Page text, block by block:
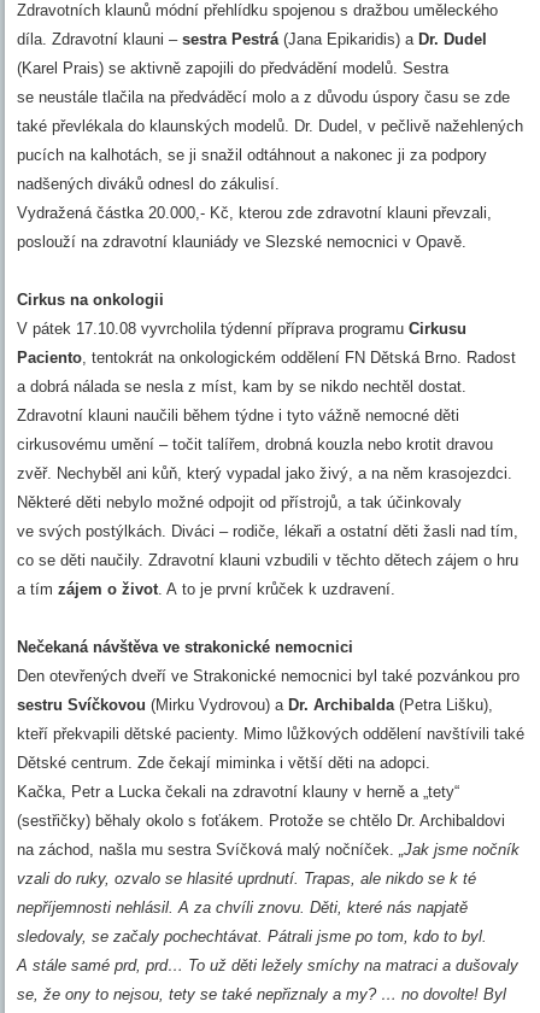
Zdravotních klaunů módní přehlídku spojenou s dražbou uměleckého
díla. Zdravotní klauni –sestra Pestrá(Jana Epikaridis) a Dr. Dudel
(Karel Prais) se aktivně zapojili do předvádění modelů. Sestra
se neustále tlačila na předváděcí molo a z důvodu úspory času se zde
také převlékala do klaunských modelů. Dr. Dudel, v pečlivě nažehlených
pucích na kalhotách, se ji snažil odtáhnout a nakonec ji za podpory
nadšených diváků odnesl do zákulisí.
Vydražená částka 20.000,- Kč, kterou zde zdravotní klauni převzali,
poslouží na zdravotní klauniády ve Slezské nemocnici v Opavě.
Cirkus na onkologii
V pátek 17.10.08 vyvrcholila týdenní příprava programuCirkusu
Paciento, tentokrát na onkologickém oddělení FN Dětská Brno. Radost
a dobrá nálada se nesla z míst, kam by se nikdo nechtěl dostat.
Zdravotní klauni naučili během týdne i tyto vážně nemocné děti
cirkusovému umění – točit talířem, drobná kouzla nebo krotit dravou
zvěř. Nechyběl ani kůň, který vypadal jako živý, a na něm krasojezdci.
Některé děti nebylo možné odpojit od přístrojů, a tak účinkovaly
ve svých postýlkách. Diváci – rodiče, lékaři a ostatní děti žasli nad tím,
co se děti naučily. Zdravotní klauni vzbudili v těchto dětech zájem o hru
a tímzájem o život. A to je první krůček k uzdravení.
Nečekaná návštěva ve strakonické nemocnici
Den otevřených dveří ve Strakonické nemocnici byl také pozvánkou pro
sestru Svíčkovou (Mirku Vydrovou) a Dr. Archibalda(Petra Lišku),
kteří překvapili dětské pacienty. Mimo lůžkových oddělení navštívili také
Dětské centrum. Zde čekají miminka i větší děti na adopci.
Kačka, Petr a Lucka čekali na zdravotní klauny v herně a „tety“
(sestřičky) běhaly okolo s foťákem. Protože se chtělo Dr. Archibaldovi
na záchod, našla mu sestra Svíčková malý nočníček.„Jak jsme nočník
vzali do ruky, ozvalo se hlasité uprdnutí. Trapas, ale nikdo se k té
nepříjemnosti nehlásil. A za chvíli znovu. Děti, které nás napjatě
sledovaly, se začaly pochechtávat. Pátrali jsme po tom, kdo to byl.
A stále samé prd, prd… To už děti ležely smíchy na matraci a dušovaly
se, že ony to nejsou, tety se také nepřiznaly a my? … no dovolte! Byl